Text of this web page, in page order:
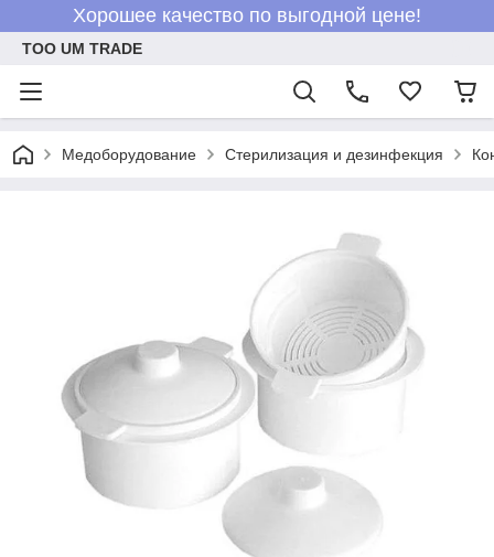
Хорошее качество по выгодной цене!
ТОО UM TRADE
Медоборудование Стерилизация и дезинфекция